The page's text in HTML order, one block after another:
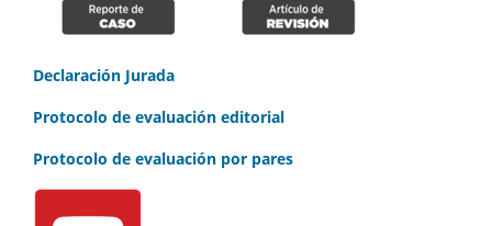
Declaración Jurada
Protocolo de evaluación editorial
Protocolo de evaluación por pares